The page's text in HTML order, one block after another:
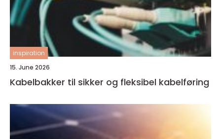
inspiration
15. June 2026
Kabelbakker til sikker og fleksibel kabelføring